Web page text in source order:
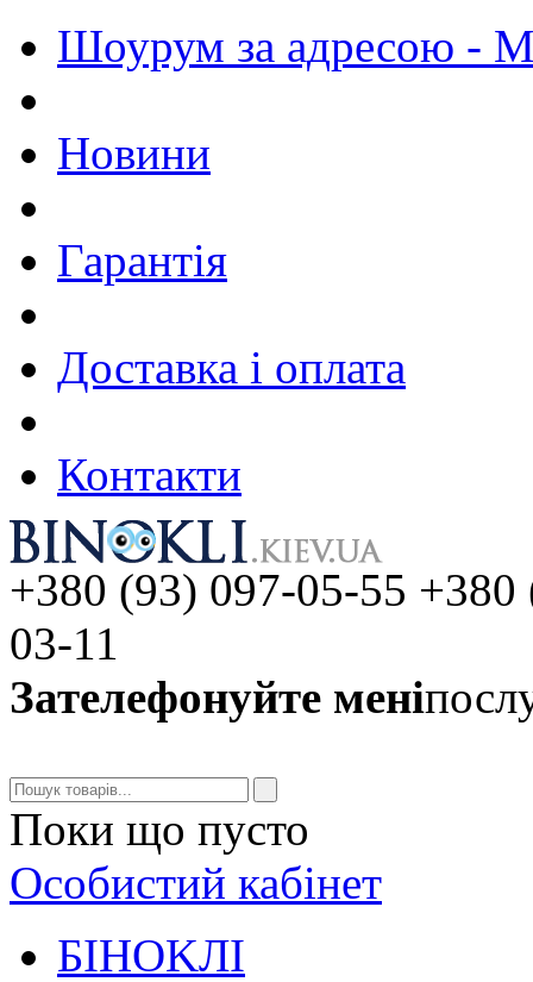
Шоурум за адресою - М.
Новини
Гарантія
Доставка і оплата
Контакти
+380 (93) 097-05-55
03-11
Зателефонуйте мені
Поки що пусто
Особистий кабінет
БIHOKЛI